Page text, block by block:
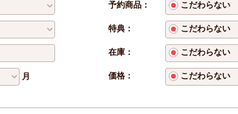
月
予約商品： こだわらない
特典： こだわらない
在庫： こだわらない
価格： こだわらない